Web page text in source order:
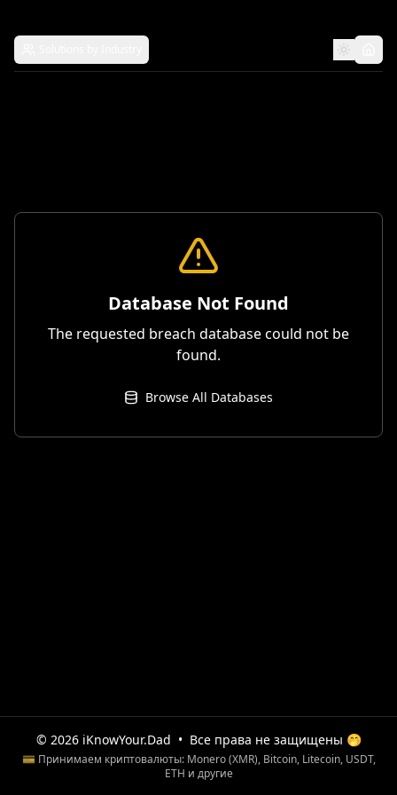
Database Not Found
The requested breach database could not be
found.
Browse All Databases
© 2026 iKnowYour.Dad • Все права не защищены 🤭
💳 Принимаем криптовалюты: Monero (XMR), Bitcoin, Litecoin, USDT,
ETH и другие